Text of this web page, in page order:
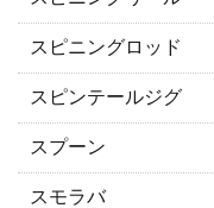
スピニングロッド
スピンテールジグ
スプーン
スモラバ